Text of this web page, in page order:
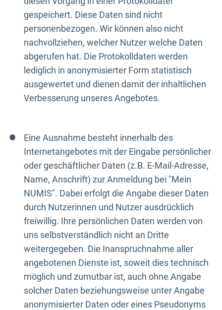
gespeichert. Diese Daten sind nicht
personenbezogen. Wir können also nicht
nachvollziehen, welcher Nutzer welche Daten
abgerufen hat. Die Protokolldaten werden
lediglich in anonymisierter Form statistisch
ausgewertet und dienen damit der inhaltlichen
Verbesserung unseres Angebotes.
Eine Ausnahme besteht innerhalb des
Internetangebotes mit der Eingabe persönlicher
oder geschäftlicher Daten (z.B. E-Mail-Adresse,
Name, Anschrift) zur Anmeldung bei "Mein
NUMIS". Dabei erfolgt die Angabe dieser Daten
durch Nutzerinnen und Nutzer ausdrücklich
freiwillig. Ihre persönlichen Daten werden von
uns selbstverständlich nicht an Dritte
weitergegeben. Die Inanspruchnahme aller
angebotenen Dienste ist, soweit dies technisch
möglich und zumutbar ist, auch ohne Angabe
solcher Daten beziehungsweise unter Angabe
anonymisierter Daten oder eines Pseudonyms